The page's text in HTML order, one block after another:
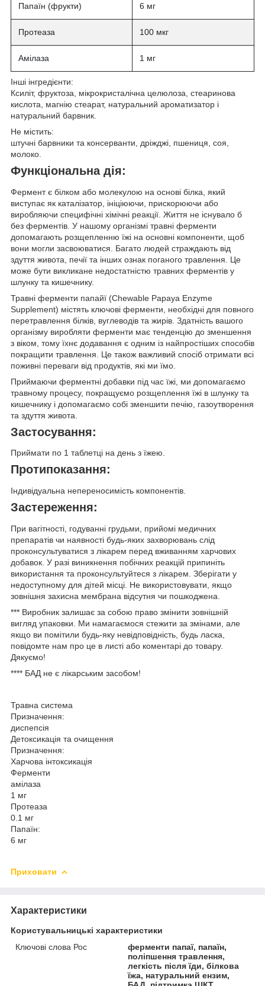
Папаїн (фрукти) 6 мг
Протеаза 100 мкг
Амілаза 1 мг
Інші інгредієнти:
Ксиліт, фруктоза, мікрокристалічна целюлоза, стеаринова
кислота, магнію стеарат, натуральний ароматизатор і
натуральний барвник.
Не містить:
штучні барвники та консерванти, дріжджі, пшениця, соя,
молоко.
Функціональна дія:
Фермент є білком або молекулою на основі білка, який
виступає як каталізатор, ініціюючи, прискорюючи або
виробляючи специфічні хімічні реакції. Життя не існувало б
без ферментів. У нашому організмі травні ферменти
допомагають розщепленню їжі на основні компоненти, щоб
вони могли засвоюватися. Багато людей страждають від
здуття живота, печії та інших ознак поганого травлення. Це
може бути викликане недостатністю травних ферментів у
шлунку та кишечнику.
Травні ферменти папайї (Chewable Papaya Enzyme
Supplement) містять ключові ферменти, необхідні для повного
перетравлення білків, вуглеводів та жирів. Здатність вашого
організму виробляти ферменти має тенденцію до зменшення
з віком, тому їхнє додавання є одним із найпростіших способів
покращити травлення. Це також важливий спосіб отримати всі
поживні переваги від продуктів, які ми їмо.
Приймаючи ферментні добавки під час їжі, ми допомагаємо
травному процесу, покращуємо розщеплення їжі в шлунку та
кишечнику і допомагаємо собі зменшити печію, газоутворення
та здуття живота.
Застосування:
Приймати по 1 таблетці на день з їжею.
Протипоказання:
Індивідуальна непереносимість компонентів.
Застереження:
При вагітності, годуванні грудьми, прийомі медичних
препаратів чи наявності будь-яких захворювань слід
проконсультуватися з лікарем перед вживанням харчових
добавок. У разі виникнення побічних реакцій припиніть
використання та проконсультуйтеся з лікарем. Зберігати у
недоступному для дітей місці. Не використовувати, якщо
зовнішня захисна мембрана відсутня чи пошкоджена.
*** Виробник залишає за собою право змінити зовнішній
вигляд упаковки. Ми намагаємося стежити за змінами, але
якщо ви помітили будь-яку невідповідність, будь ласка,
повідомте нам про це в листі або коментарі до товару.
Дякуємо!
**** БАД не є лікарським засобом!
Травна система
Призначення:
диспепсія
Детоксикація та очищення
Призначення:
Харчова інтоксикація
Ферменти
амілаза
1 мг
Протеаза
0.1 мг
Папаїн:
6 мг
Приховати
Характеристики
Користувальницькі характеристики
Ключові слова Рос
ферменти папаї, папаїн,
поліпшення травлення,
легкість після їди, білкова
їжа, натуральний ензим,